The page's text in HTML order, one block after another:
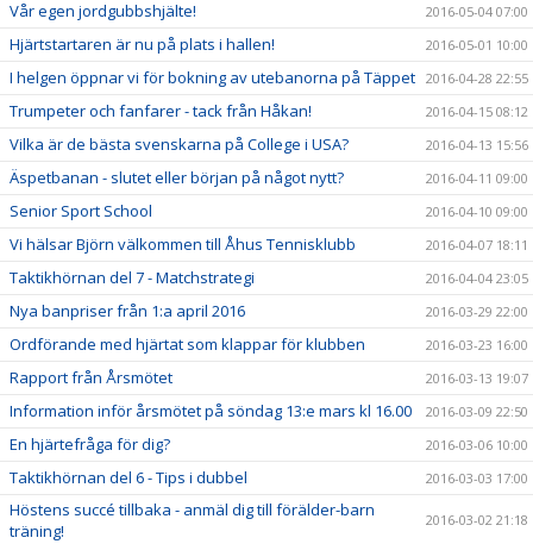
Vår egen jordgubbshjälte! 2016-05-04 07:00
Hjärtstartaren är nu på plats i hallen! 2016-05-01 10:00
I helgen öppnar vi för bokning av utebanorna på Täppet 2016-04-28 22:55
Trumpeter och fanfarer - tack från Håkan! 2016-04-15 08:12
Vilka är de bästa svenskarna på College i USA? 2016-04-13 15:56
Äspetbanan - slutet eller början på något nytt? 2016-04-11 09:00
Senior Sport School 2016-04-10 09:00
Vi hälsar Björn välkommen till Åhus Tennisklubb 2016-04-07 18:11
Taktikhörnan del 7 - Matchstrategi 2016-04-04 23:05
Nya banpriser från 1:a april 2016 2016-03-29 22:00
Ordförande med hjärtat som klappar för klubben 2016-03-23 16:00
Rapport från Årsmötet 2016-03-13 19:07
Information inför årsmötet på söndag 13:e mars kl 16.00 2016-03-09 22:50
En hjärtefråga för dig? 2016-03-06 10:00
Taktikhörnan del 6 - Tips i dubbel 2016-03-03 17:00
Höstens succé tillbaka - anmäl dig till förälder-barn
träning!
2016-03-02 21:18